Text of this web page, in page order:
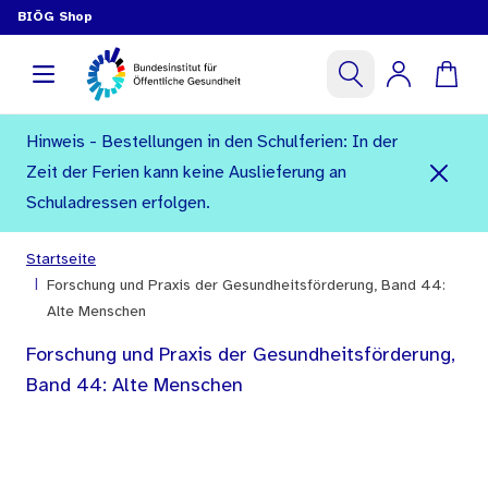
BIÖG Shop
Hinweis - Bestellungen in den Schulferien: In der
Zeit der Ferien kann keine Auslieferung an
Schuladressen erfolgen.
Startseite
Forschung und Praxis der Gesundheitsförderung, Band 44:
Alte Menschen
Forschung und Praxis der Gesundheitsförderung,
Band 44: Alte Menschen